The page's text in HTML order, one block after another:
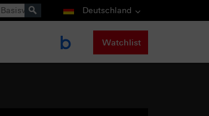
Deutschland
Watchlist